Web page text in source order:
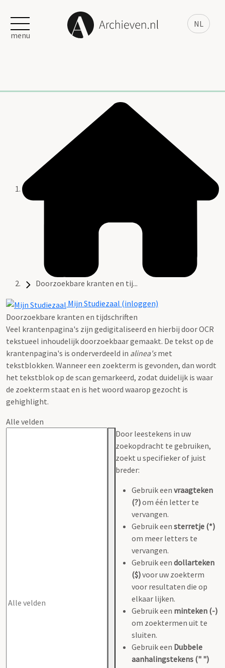
NL
menu
Doorzoekbare kranten en tij...
Mijn Studiezaal (inloggen)
Doorzoekbare kranten en tijdschriften
Veel krantenpagina's zijn gedigitaliseerd en hierbij door OCR
tekstueel inhoudelijk doorzoekbaar gemaakt. De tekst op de
krantenpagina's is onderverdeeld in alinea'smet
tekstblokken. Wanneer een zoekterm is gevonden, dan wordt
het tekstblok op de scan gemarkeerd, zodat duidelijk is waar
de zoekterm staat en is het woord waarop gezocht is
gehighlight.
Alle velden
Door leestekens in uw
zoekopdracht te gebruiken,
zoekt u specifieker of juist
breder:
Gebruik een vraagteken
(?)om één letter te
vervangen.
Gebruik een sterretje (*)
om meer letters te
vervangen.
Gebruik een dollarteken
($)voor uw zoekterm
voor resultaten die op
elkaar lijken.
Gebruik een minteken (-)
om zoektermen uit te
sluiten.
Gebruik een Dubbele
aanhalingstekens (" ")